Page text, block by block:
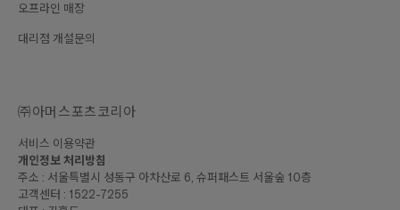
오프라인 매장
대리점 개설문의
㈜아머스포츠코리아
서비스 이용약관
개인정보 처리방침
주소 : 서울특별시 성동구 아차산로 6, 슈퍼패스트 서울숲 10층
고객센터 : 1522-7255